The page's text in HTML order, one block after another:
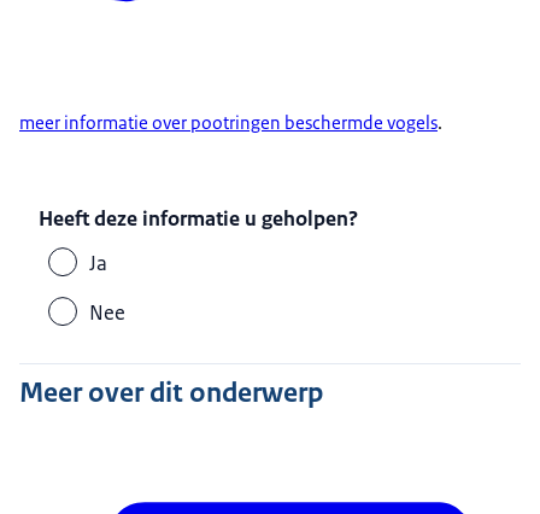
meer informatie over pootringen beschermde vogels.
Heeft deze informatie u geholpen?
Ja
Nee
Meer over dit onderwerp